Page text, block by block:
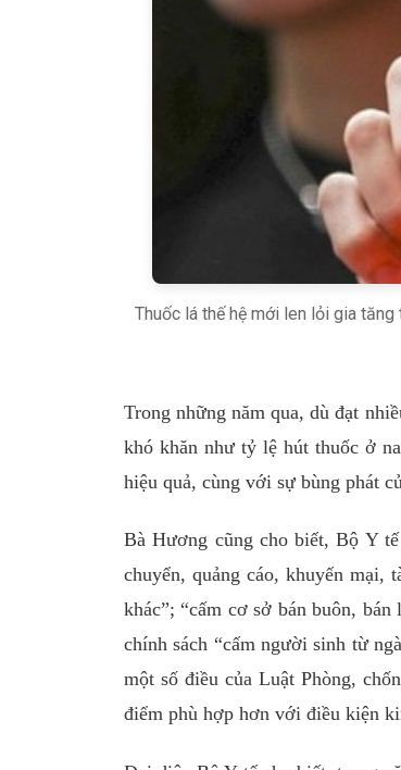
Thuốc lá thế hệ mới len lỏi gia tăng
Trong những năm qua, dù đạt
khó khăn như tỷ lệ hút thuốc ở
hiệu quả, cùng với sự bùng phát
Bà Hương cũng cho biết, Bộ Y
chuyển, quảng cáo, khuyến
khác”; “cấm cơ sở bán buôn,
chính sách “cấm người sinh từ
một số điều của Luật Phòng,
điểm phù hợp hơn với điều kiện